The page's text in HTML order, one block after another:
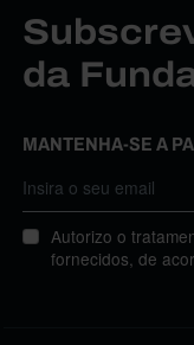
da
MANTENHA-SE A
Autorizo o
fornecidos, de